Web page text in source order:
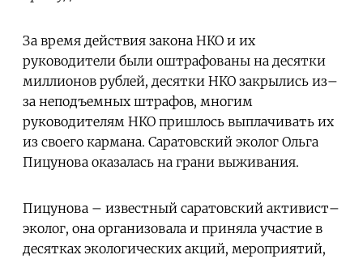
За время действия закона НКО и их
руководители были оштрафованы на десятки
миллионов рублей, десятки НКО закрылись из–
за неподъемных штрафов, многим
руководителям НКО пришлось выплачивать их
из своего кармана. Саратовский эколог Ольга
Пицунова оказалась на грани выживания.
Пицунова – известный саратовский активист–
эколог, она организовала и приняла участие в
десятках экологических акций, мероприятий,